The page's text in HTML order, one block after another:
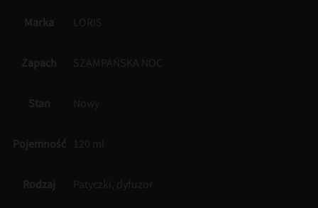
Marka LORIS
Zapach SZAMPAŃSKA NOC
Stan Nowy
Pojemność 120 ml
Rodzaj Patyczki, dyfuzor